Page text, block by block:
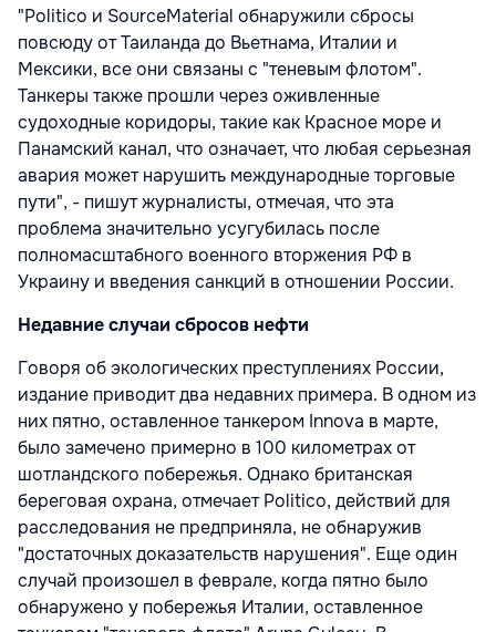
"Politico и SourceMaterial обнаружили сбросы
повсюду от Таиланда до Вьетнама, Италии и
Мексики, все они связаны с "теневым флотом".
Танкеры также прошли через оживленные
судоходные коридоры, такие как Красное море и
Панамский канал, что означает, что любая серьезная
авария может нарушить международные торговые
пути", - пишут журналисты, отмечая, что эта
проблема значительно усугубилась после
полномасштабного военного вторжения РФ в
Украину и введения санкций в отношении России.
Недавние случаи сбросов нефти
Говоря об экологических преступлениях России,
издание приводит два недавних примера. В одном из
них пятно, оставленное танкером Innova в марте,
было замечено примерно в 100 километрах от
шотландского побережья. Однако британская
береговая охрана, отмечает Politico, действий для
расследования не предприняла, не обнаружив
"достаточных доказательств нарушения". Еще один
случай произошел в феврале, когда пятно было
обнаружено у побережья Италии, оставленное